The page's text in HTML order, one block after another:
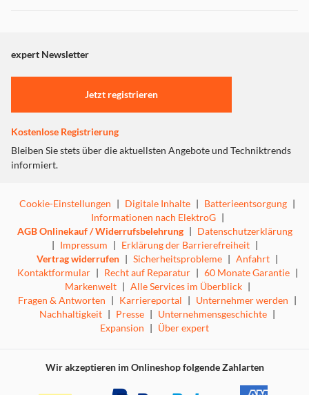
Monster Hunter Rise: Sunbreak ist eine Erweiterung des
ursprünglichen Monster Hunter Rise. Mit verbessertem
Gameplay und flinken Ergänzungen der Kampfmechanik,
einzigartigen neuen Monstern und Jagdschauplätzen
sowie einem neuen Schwierigkeitsgrad in Form von
Meisterrang-Quests. Als Jäger, der Kamura vor dem
Unheil gerettet hat, musst du nun in die entlegenen
Erzfeind heimgesucht wird - dem älteren Drachen
Malzeno! Die Jagd beginnt in einem fernen Land... Das
expert Newsletter
Jetzt registrieren
Kostenlose Registrierung
Bleiben Sie stets über die aktuellsten Angebote und Techniktrends
informiert.
Cookie-Einstellungen | Digitale Inhalte | Batterieentsorgung |
Informationen nach ElektroG |
AGB Onlinekauf / Widerrufsbelehrung | Datenschutzerklärung
| Impressum | Erklärung der Barrierefreiheit |
Vertrag widerrufen | Sicherheitsprobleme | Anfahrt |
Kontaktformular | Recht auf Reparatur | 60 Monate Garantie |
Markenwelt | Alle Services im Überblick |
Fragen & Antworten | Karriereportal | Unternehmer werden |
Nachhaltigkeit | Presse | Unternehmensgeschichte |
Expansion | Über expert
Wir akzeptieren im Onlineshop folgende Zahlarten